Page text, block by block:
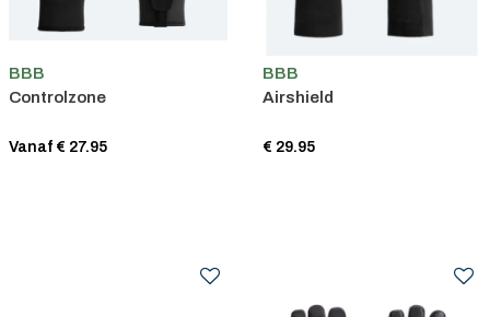
BBB
Controlzone
Vanaf € 27.95
BBB
Airshield
€ 29.95